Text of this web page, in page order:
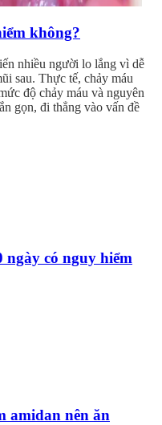
không?
nhiều người lo lắng vì dễ
sau. Thực tế, chảy máu
độ chảy máu và nguyên
gọn, đi thẳng vào vấn đề
ngày có nguy hiểm
amidan nên ăn